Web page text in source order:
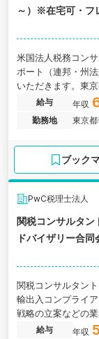
～）※在宅可・フ
米国法人税務コン
ポート（連邦・州
いただきます。東
給与 年収
勤務地
東京
ブック
PwC税理士法人
関税コンサルタ
ドバイザリー合同
関税コンサルタン
輸出入コンプライ
戦略の立案などの
ある税理士法人の
給与 年収